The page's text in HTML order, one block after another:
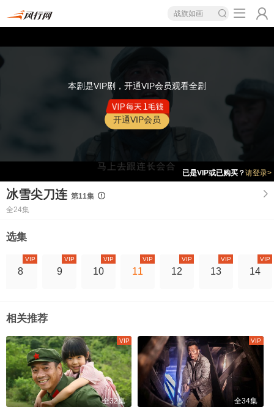
战旗如画
本剧是VIP剧，开通VIP会员观看全剧
开通VIP会员
已是VIP或已购买？请登录>
冰雪尖刀连 第11集
全24集
选集
8
VIP
9
VIP
10
VIP
11
VIP
12
VIP
13
VIP
14
VIP
相关推荐
全32集 全34集